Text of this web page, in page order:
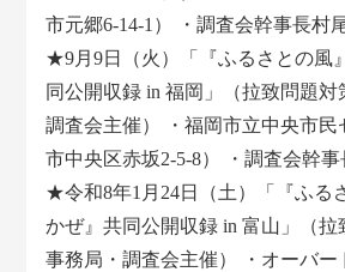
市元郷6-14-1） ・調査会幹事長村
★9月9日（火）「『ふるさとの風
同公開収録 in 福岡」（拉致問題対
調査会主催） ・福岡市立中央市民
市中央区赤坂2-5-8） ・調査会幹
★令和8年1月24日（土）「『ふる
かぜ』共同公開収録 in 富山」（拉
事務局・調査会主催） ・オーバ